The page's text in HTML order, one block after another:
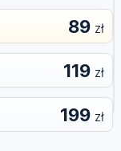
89 zł
119 zł
199 zł